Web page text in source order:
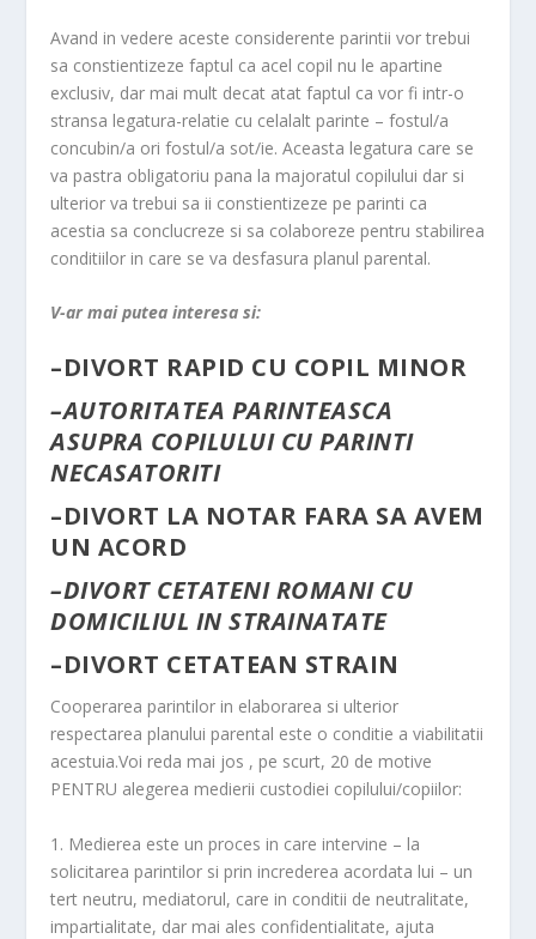
Avand in vedere aceste considerente parintii vor trebui
sa constientizeze faptul ca acel copil nu le apartine
exclusiv, dar mai mult decat atat faptul ca vor fi intr-o
stransa legatura-relatie cu celalalt parinte – fostul/a
concubin/a ori fostul/a sot/ie. Aceasta legatura care se
va pastra obligatoriu pana la majoratul copilului dar si
ulterior va trebui sa ii constientizeze pe parinti ca
acestia sa conclucreze si sa colaboreze pentru stabilirea
conditiilor in care se va desfasura planul parental.
V-ar mai putea interesa si:
–DIVORT RAPID CU COPIL MINOR
–AUTORITATEA PARINTEASCA
ASUPRA COPILULUI CU PARINTI
NECASATORITI
–DIVORT LA NOTAR FARA SA AVEM
UN ACORD
–DIVORT CETATENI ROMANI CU
DOMICILIUL IN STRAINATATE
–DIVORT CETATEAN STRAIN
Cooperarea parintilor in elaborarea si ulterior
respectarea planului parental este o conditie a viabilitatii
acestuia.Voi reda mai jos , pe scurt, 20 de motive
PENTRU alegerea medierii custodiei copilului/copiilor:
1. Medierea este un proces in care intervine – la
solicitarea parintilor si prin increderea acordata lui – un
tert neutru, mediatorul, care in conditii de neutralitate,
impartialitate, dar mai ales confidentialitate, ajuta